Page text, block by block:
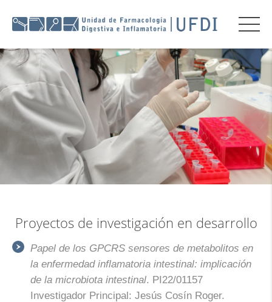
Proyectos de investigación en desarrollo
Papel de los GPCRS sensores de metabolitos en
la enfermedad inflamatoria intestinal: implicación
de la microbiota intestinal. PI22/01157
Investigador Principal: Jesús Cosín Roger.